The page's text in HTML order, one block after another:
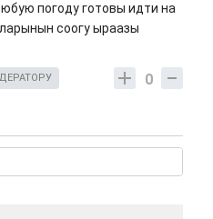
погоду готовы идти на
соогу ыраазы
0